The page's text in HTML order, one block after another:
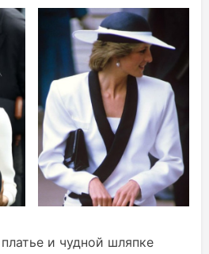
и чудной шляпке